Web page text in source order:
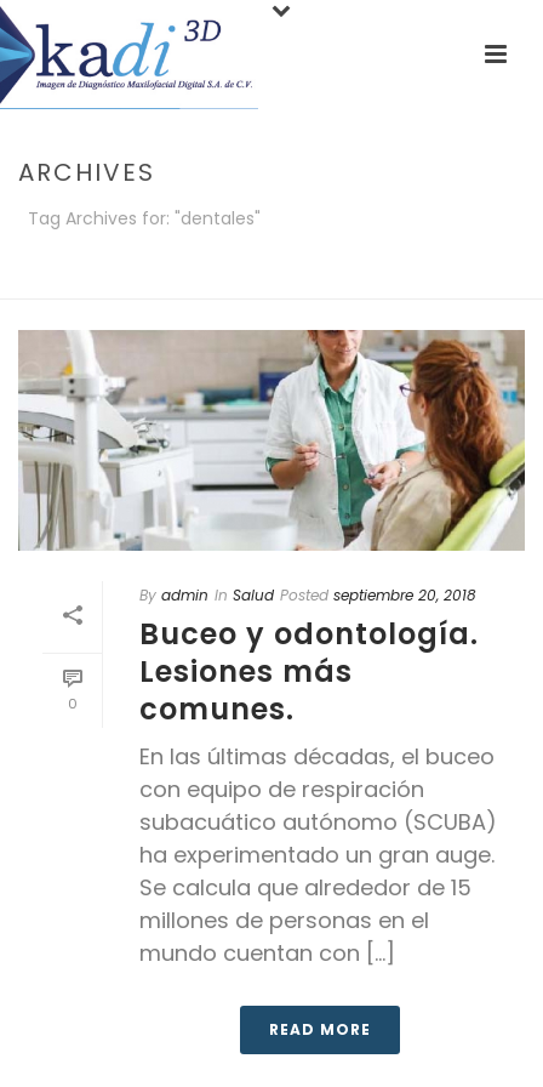
ARCHIVES
Tag Archives for: "dentales"
0
By admin In Salud Posted septiembre 20, 2018
Buceo y odontología.
Lesiones más
comunes.
En las últimas décadas, el buceo
con equipo de respiración
subacuático autónomo (SCUBA)
ha experimentado un gran auge.
Se calcula que alrededor de 15
millones de personas en el
mundo cuentan con [...]
READ MORE